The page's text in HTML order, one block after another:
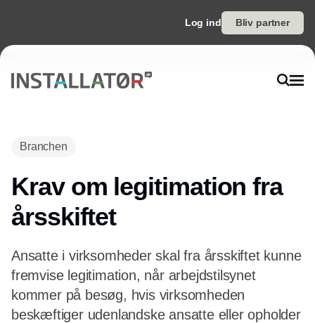
Log ind Bliv partner
Branchen
Krav om legitimation fra
årsskiftet
Ansatte i virksomheder skal fra årsskiftet kunne
fremvise legitimation, når arbejdstilsynet
kommer på besøg, hvis virksomheden
beskæftiger udenlandske ansatte eller opholder